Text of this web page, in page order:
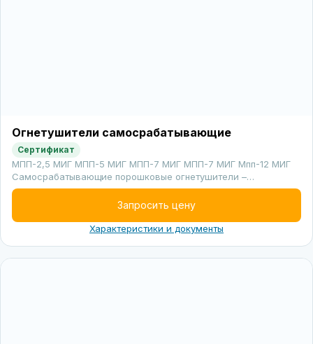
Огнетушители самосрабатывающие
Сертификат
МПП-2,5 МИГ МПП-5 МИГ МПП-7 МИГ МПП-7 МИГ Мпп-12 МИГ
Самосрабатывающие порошковые огнетушители –…
Запросить цену
Характеристики и документы